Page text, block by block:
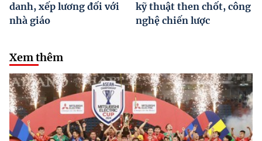
danh, xếp lương đối với
nhà giáo
kỹ thuật then chốt, công
nghệ chiến lược
Xem thêm